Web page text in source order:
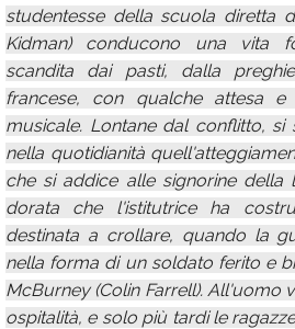
studentesse della scuola diretta
Kidman) conducono una vita
scandita dai pasti, dalla
francese, con qualche attesa e
musicale. Lontane dal conflitto, si
nella quotidianità
che si addice alle signorine della
dorata che l'istitutrice ha
destinata a crollare, quando la
nella forma di un soldato ferito e
McBurney (Colin Farrell). All'uomo
ospitalità, e solo più tardi le